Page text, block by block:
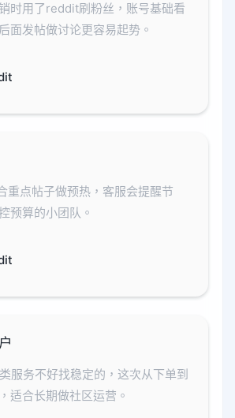
时用了reddit刷粉丝，账号基础看
面发帖做讨论更容易起势。
重点帖子做预热，客服会提醒节
预算的小团队。
服务不好找稳定的，这次从下单到
适合长期做社区运营。